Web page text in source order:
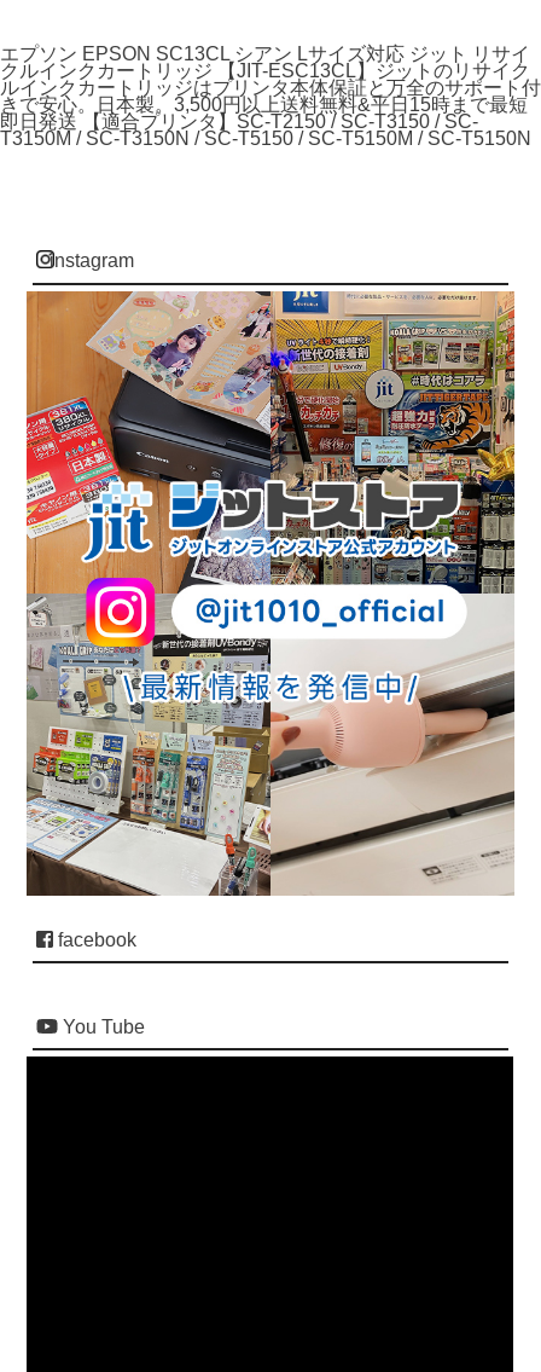
エプソン EPSON SC13CL シアン Lサイズ対応 ジット リサイ
クルインクカートリッジ 【JIT-ESC13CL】ジットのリサイク
ルインクカートリッジはプリンタ本体保証と万全のサポート付
きで安心。日本製。3,500円以上送料無料&平日15時まで最短
即日発送 【適合プリンタ】SC-T2150 / SC-T3150 / SC-
T3150M / SC-T3150N / SC-T5150 / SC-T5150M / SC-T5150N
instagram
facebook
You Tube